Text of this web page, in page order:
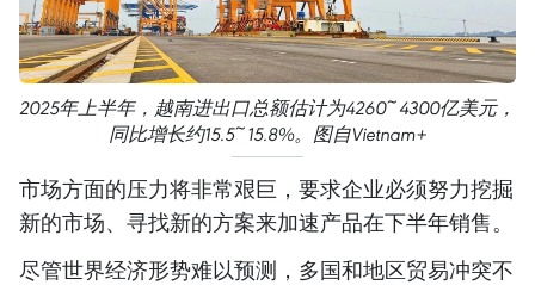
2025年上半年，越南进出口总额估计为4260~4300亿美元，
同比增长约15.5~15.8%。图自Vietnam+
市场方面的压力将非常艰巨，要求企业必须努力挖掘
新的市场、寻找新的方案来加速产品在下半年销售。
尽管世界经济形势难以预测，多国和地区贸易冲突不